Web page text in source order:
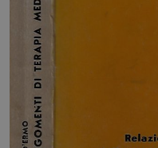
HOME
BLOG
CHI SIAMO